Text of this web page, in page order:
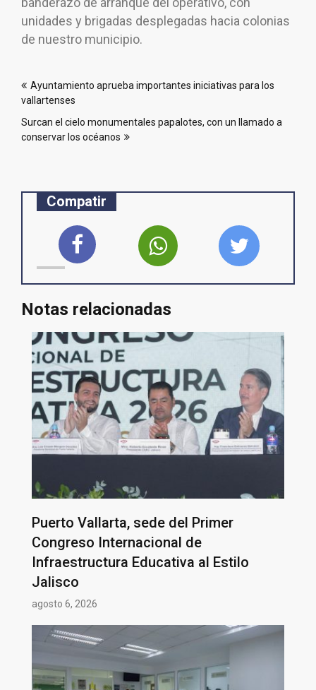
unidades y brigadas desplegadas hacia colonias
de nuestro municipio.
de
entradas
Ayuntamiento aprueba importantes iniciativas para los
vallartenses
Surcan el cielo monumentales papalotes, con un llamado a
conservar los océanos
Compatir
Notas relacionadas
Puerto Vallarta, sede del Primer
Congreso Internacional de
Infraestructura Educativa al Estilo
Jalisco
agosto 6, 2026